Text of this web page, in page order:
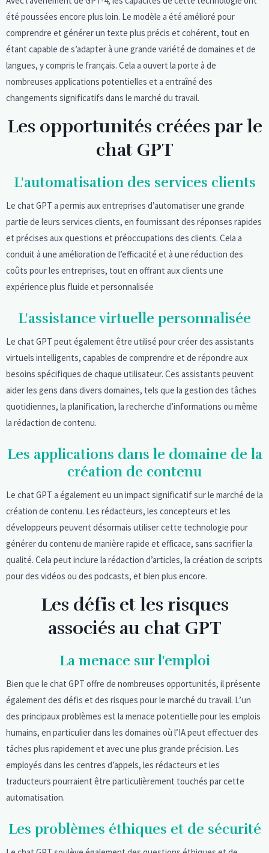
été poussées encore plus loin. Le modèle a été amélioré pour
comprendre et générer un texte plus précis et cohérent, tout en
étant capable de s’adapter à une grande variété de domaines et de
langues, y compris le français. Cela a ouvert la porte à de
nombreuses applications potentielles et a entraîné des
changements significatifs dans le marché du travail.
Les opportunités créées par le
chat GPT
L'automatisation des services clients
Le chat GPT a permis aux entreprises d’automatiser une grande
partie de leurs services clients, en fournissant des réponses rapides
et précises aux questions et préoccupations des clients. Cela a
conduit à une amélioration de l’efficacité et à une réduction des
coûts pour les entreprises, tout en offrant aux clients une
expérience plus fluide et personnalisée
L'assistance virtuelle personnalisée
Le chat GPT peut également être utilisé pour créer des assistants
virtuels intelligents, capables de comprendre et de répondre aux
besoins spécifiques de chaque utilisateur. Ces assistants peuvent
aider les gens dans divers domaines, tels que la gestion des tâches
quotidiennes, la planification, la recherche d’informations ou même
la rédaction de contenu.
Les applications dans le domaine de la
création de contenu
Le chat GPT a également eu un impact significatif sur le marché de la
création de contenu. Les rédacteurs, les concepteurs et les
développeurs peuvent désormais utiliser cette technologie pour
générer du contenu de manière rapide et efficace, sans sacrifier la
qualité. Cela peut inclure la rédaction d’articles, la création de scripts
pour des vidéos ou des podcasts, et bien plus encore.
Les défis et les risques
associés au chat GPT
La menace sur l'emploi
Bien que le chat GPT offre de nombreuses opportunités, il présente
également des défis et des risques pour le marché du travail. L’un
des principaux problèmes est la menace potentielle pour les emplois
humains, en particulier dans les domaines où l’IA peut effectuer des
tâches plus rapidement et avec une plus grande précision. Les
employés dans les centres d’appels, les rédacteurs et les
traducteurs pourraient être particulièrement touchés par cette
automatisation.
Les problèmes éthiques et de sécurité